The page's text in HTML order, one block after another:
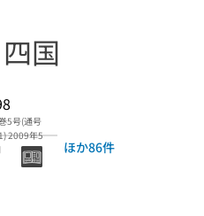
国
5号(通号
2009年5
ほか86件